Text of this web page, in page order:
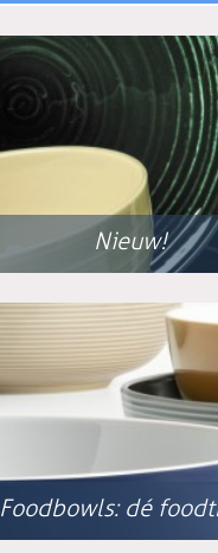
Nieuw!
Foodbowls: dé